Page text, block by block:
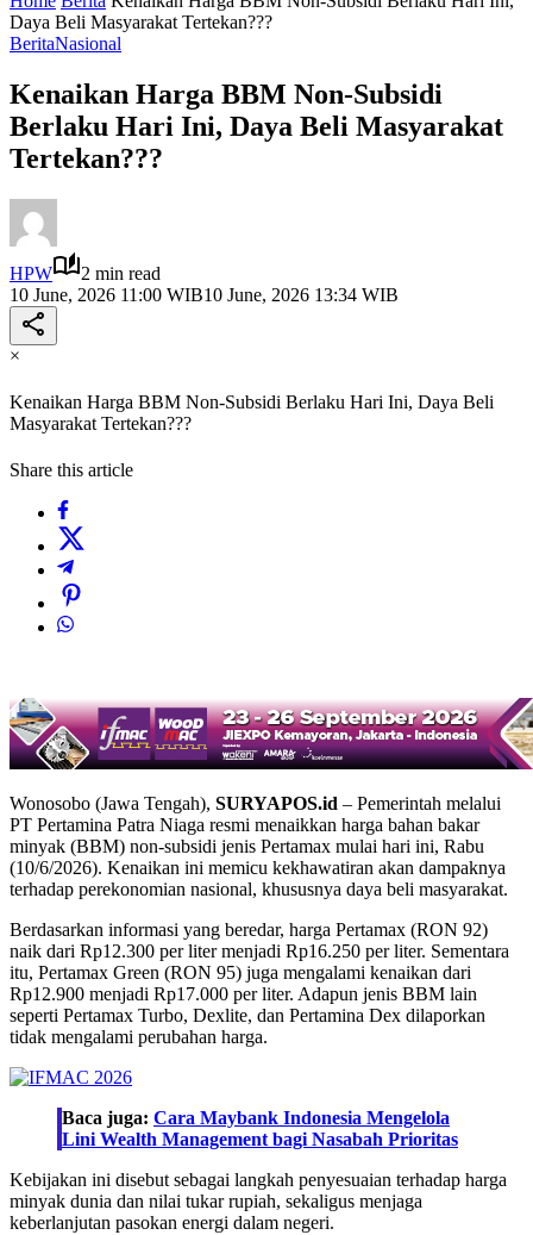
Daya Beli Masyarakat Tertekan???
BeritaNasional
Kenaikan Harga BBM Non-Subsidi
Berlaku Hari Ini, Daya Beli Masyarakat
Tertekan???
HPW
2 min read
10 June, 2026 11:00 WIB10 June, 2026 13:34 WIB
×
Kenaikan Harga BBM Non-Subsidi Berlaku Hari Ini, Daya Beli
Masyarakat Tertekan???
Share this article
Wonosobo (Jawa Tengah), SURYAPOS.id – Pemerintah melalui
PT Pertamina Patra Niaga resmi menaikkan harga bahan bakar
minyak (BBM) non-subsidi jenis Pertamax mulai hari ini, Rabu
(10/6/2026). Kenaikan ini memicu kekhawatiran akan dampaknya
terhadap perekonomian nasional, khususnya daya beli masyarakat.
Berdasarkan informasi yang beredar, harga Pertamax (RON 92)
naik dari Rp12.300 per liter menjadi Rp16.250 per liter. Sementara
itu, Pertamax Green (RON 95) juga mengalami kenaikan dari
Rp12.900 menjadi Rp17.000 per liter. Adapun jenis BBM lain
seperti Pertamax Turbo, Dexlite, dan Pertamina Dex dilaporkan
tidak mengalami perubahan harga.
Baca juga: Cara Maybank Indonesia Mengelola
Lini Wealth Management bagi Nasabah Prioritas
Kebijakan ini disebut sebagai langkah penyesuaian terhadap harga
minyak dunia dan nilai tukar rupiah, sekaligus menjaga
keberlanjutan pasokan energi dalam negeri.